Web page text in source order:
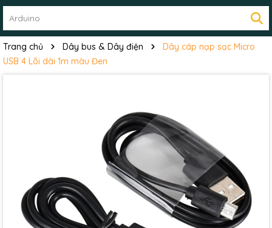
Trang chủ Dây bus & Dây điện
Dây cáp nạp sạc Micro
USB 4 Lõi dài 1m màu Đen